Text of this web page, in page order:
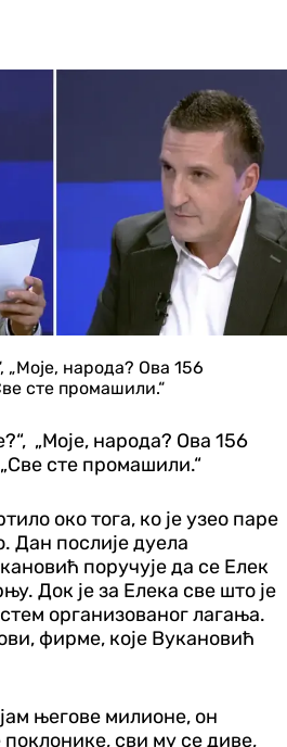
„Моје, народа? Ова 156
сте промашили.“
„Моје, народа? Ова 156
сте промашили.“
око тога, ко је узео паре
Дан послије дуела
поручује да се Елек
Док је за Елека све што је
организованог лагања.
фирме, које Вукановић
његове милионе, он
поклонике, сви му се диве,